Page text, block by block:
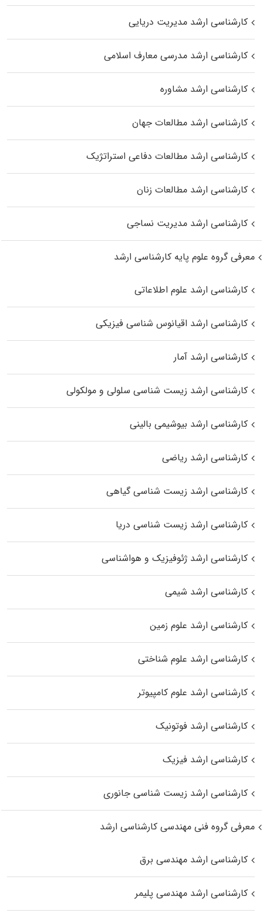
کارشناسی ارشد مدیریت دریایی
کارشناسی ارشد مدرسی معارف اسلامی
کارشناسی ارشد مشاوره
کارشناسی ارشد مطالعات جهان
کارشناسی ارشد مطالعات دفاعی استراتژیک
کارشناسی ارشد مطالعات زنان
کارشناسی ارشد مدیریت نساجی
معرفی گروه علوم پایه کارشناسی ارشد
کارشناسی ارشد علوم اطلاعاتی
کارشناسی ارشد اقیانوس‌ شناسی فیزیکی
کارشناسی ارشد آمار
کارشناسی ارشد زیست شناسی سلولی و مولکولی
کارشناسی ارشد بیوشیمی بالینی
کارشناسی ارشد ریاضی
کارشناسی ارشد زیست‌ شناسی گیاهی
کارشناسی ارشد زیست‌ شناسی دریا
کارشناسی ارشد ژئوفیزیک و هواشناسی
کارشناسی ارشد شیمی
کارشناسی ارشد علوم زمین
کارشناسی ارشد علوم شناختی
کارشناسی ارشد علوم کامپیوتر
کارشناسی ارشد فوتونیک
کارشناسی ارشد فیزیک
کارشناسی ارشد زیست‌ شناسی جانوری
معرفی گروه فنی مهندسی کارشناسی ارشد
کارشناسی ارشد مهندسی برق
کارشناسی ارشد مهندسی پلیمر